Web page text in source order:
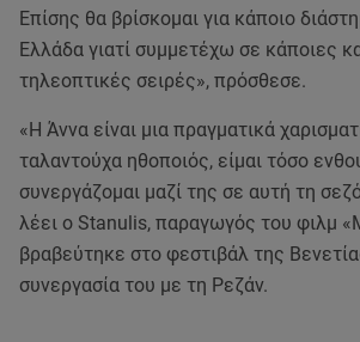
Επίσης θα βρίσκομαι για κάποιο
Ελλάδα γιατί συμμετέχω σε κάποιες
τηλεοπτικές σειρές», πρόσθεσε.
«Η Άννα είναι μια πραγματικά
ταλαντούχα ηθοποιός, είμαι τόσο
συνεργάζομαι μαζί της σε αυτή τη
λέει o Stanulis, παραγωγός του φιλμ
βραβεύτηκε στο φεστιβάλ της
συνεργασία του με τη Ρεζάν.